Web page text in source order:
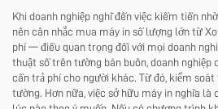
Khi doanh nghiệp nghĩ đến việc kiếm tiền
nên cân nhắc mua máy in số lượng lớn từ
phí — điều quan trọng đối với mọi doanh
thuật số trên tường bán buôn, doanh
cần trả phí cho người khác. Từ đó, kiểm
tường. Hơn nữa, việc sở hữu máy in nghĩa